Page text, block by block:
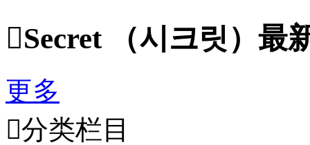
Secret （시크릿）最
更多
分类栏目